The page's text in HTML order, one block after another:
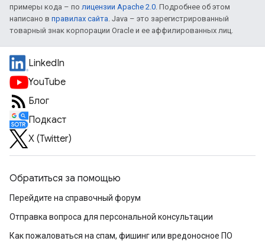
примеры кода – по лицензии Apache 2.0. Подробнее об этом
написано в правилах сайта. Java – это зарегистрированный
товарный знак корпорации Oracle и ее аффилированных лиц.
LinkedIn
YouTube
Блог
Подкаст
X (Twitter)
Обратиться за помощью
Перейдите на справочный форум
Отправка вопроса для персональной консультации
Как пожаловаться на спам, фишинг или вредоносное ПО